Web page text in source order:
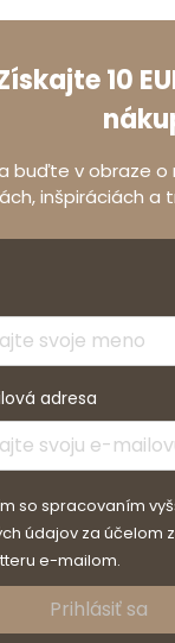
10
buďte v obraze o
inšpiráciách a
adresa
so spracovaním
údajov za účelom
e-mailom.
Prihlásiť sa